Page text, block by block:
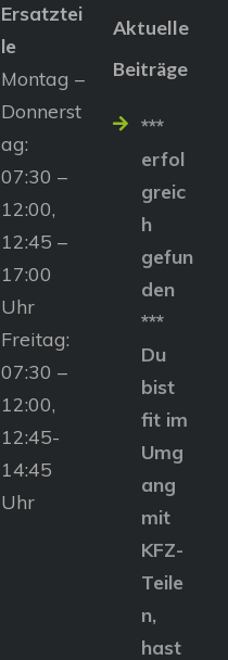
Ersatztei
le
Montag –
Donnerst
ag:
07:30 –
12:00,
12:45 –
17:00
Uhr
Freitag:
07:30 –
12:00,
12:45-
14:45
Uhr
Aktuelle
Beiträge
***
erfol
greic
h
gefun
den
***
Du
bist
fit im
Umg
ang
mit
KFZ-
Teile
n,
hast